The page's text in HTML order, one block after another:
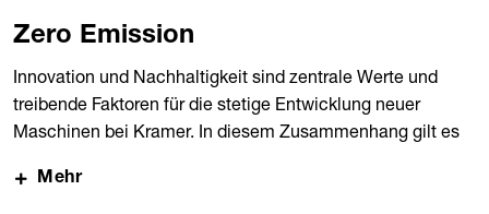
Zero Emission
Innovation und Nachhaltigkeit sind zentrale Werte und
treibende Faktoren für die stetige Entwicklung neuer
Maschinen bei Kramer. In diesem Zusammenhang gilt es
Antriebstechniken zu suchen, um nachhaltige,
Mehr